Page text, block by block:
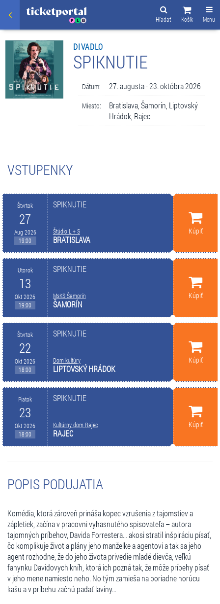
Menu
Košík
Hľadať
DIVADLO
SPIKNUTIE
Dátum: 27. augusta - 23. októbra 2026
Miesto:
Bratislava, Šamorín, Liptovský
Hrádok, Rajec
VSTUPENKY
Štvrtok
27
Aug 2026
19:00
SPIKNUTIE
Štúdio L + S
BRATISLAVA
Kúpiť
Utorok
13
Okt 2026
19:00
SPIKNUTIE
MsKS Šamorín
ŠAMORÍN
Kúpiť
Štvrtok
22
Okt 2026
18:00
SPIKNUTIE
Dom kultúry
LIPTOVSKÝ HRÁDOK
Kúpiť
Piatok
23
Okt 2026
18:00
SPIKNUTIE
Kultúrny dom Rajec
RAJEC
Kúpiť
POPIS PODUJATIA
Komédia, ktorá zároveň prináša kopec vzrušenia z tajomstiev a
zápletiek, začína v pracovni vyhasnutého spisovateľa – autora
tajomných príbehov, Davida Forrestera… akosi stratil inšpiráciu písať,
čo komplikuje život a plány jeho manželke a agentovi a tak sa jeho
agent rozhodne, že do jeho života privedie mladé dievča, veľkú
fanynku Davidovych kníh, ktorá ich pozná tak, že môže príbehy písať
v jeho mene namiesto neho. No tým zamieša na poriadne horúcu
kašu a v príbehu začnú padať lavíny…